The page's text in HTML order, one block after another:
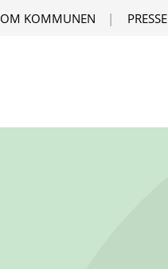
OM KOMMUNEN PRESSE